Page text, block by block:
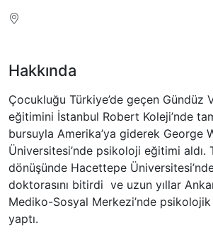
Hakkında
Çocukluğu Türkiye’de geçen Gündüz
eğitimini İstanbul Robert Koleji’nde
bursuyla Amerika’ya giderek George
Üniversitesi’nde psikoloji eğitimi aldı.
dönüşünde Hacettepe
doktorasını bitirdi ve uzun yıllar
Mediko-Sosyal Merkezi’nde psikolojik
yaptı.